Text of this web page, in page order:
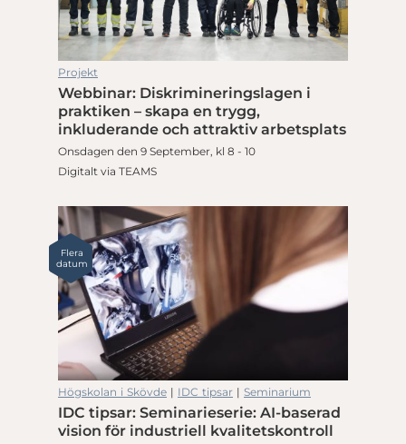
Projekt
Webbinar: Diskrimineringslagen i
praktiken – skapa en trygg,
inkluderande och attraktiv arbetsplats
Onsdagen den 9 September, kl 8 - 10
Digitalt via TEAMS
Flera
datum
Högskolan i Skövde | IDC tipsar | Seminarium
IDC tipsar: Seminarieserie: AI-baserad
vision för industriell kvalitetskontroll